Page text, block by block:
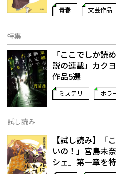
青春 文芸作品
特集
「ここでしか読
説の連載」――カ
作品5選
ミステリ ホラ
試し読み
【試し読み】「
いの！」宮島未
シェ』第一章を